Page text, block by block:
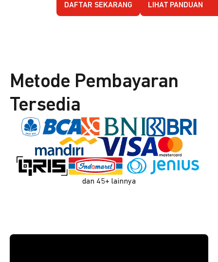
DAFTAR SEKARANG LIHAT PANDUAN
Metode Pembayaran
Tersedia
dan 45+ lainnya